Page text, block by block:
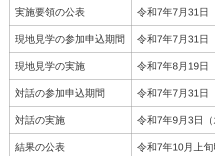
実施要領の公表 令和7年7月31日（
現地見学の参加申込期間 令和7年7月31日（
現地見学の実施 令和7年8月19日（
対話の参加申込期間 令和7年7月31日（
対話の実施 令和7年9月3日（
結果の公表 令和7年10月上旬頃